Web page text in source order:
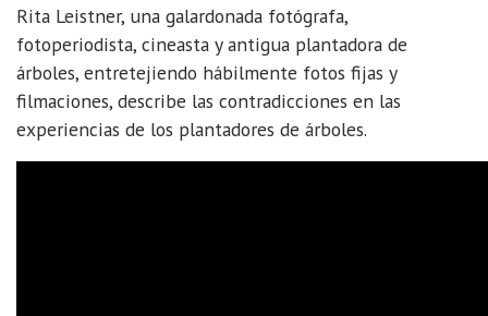
Rita Leistner, una galardonada fotógrafa,
fotoperiodista, cineasta y antigua plantadora de
árboles, entretejiendo hábilmente fotos fijas y
filmaciones, describe las contradicciones en las
experiencias de los plantadores de árboles.